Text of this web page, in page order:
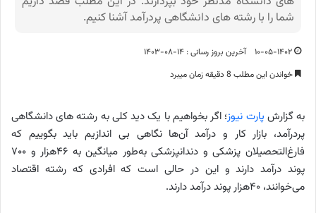
شما را با رشته های دانشگاهی پردرآمد آشنا کنیم.
۱۰-۰۵-۱۴۰۲
آخرین بروز رسانی : ۱۴-۰۸-۱۴۰۳
خواندن این مطلب 8 دقیقه زمان میبرد
به گزارش پارت نیوز؛ اگر بخواهیم با یک دید کلی به رشته های دانشگاهی
پردرآمد، بازار کار و درآمد آن‌ها نگاهی بی اندازیم باید بگوییم که
فارغ‌التحصیلان پزشکی و دندانپزشکی به‌طور میانگین به ۴۶‌هزار و ۷۰۰
پوند درآمد دارند و این در حالی است ‌که افرادی که رشته اقتصاد
‌می‌خوانند، ۴۰هزار پوند درآمد دارند.